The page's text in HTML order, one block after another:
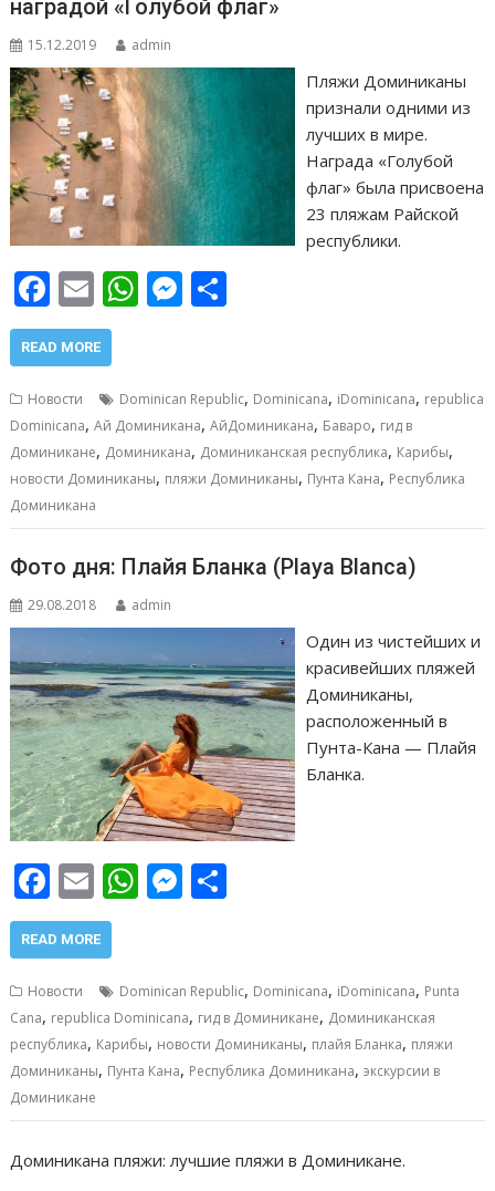
наградой «Голубой флаг»
15.12.2019 admin
Пляжи Доминиканы
признали одними из
лучших в мире.
Награда «Голубой
флаг» была присвоена
23 пляжам Райской
республики.
F
ac
e
b
o
o
k
E
m
ai
l
W
s
A
p
p
M
e
n
g
er
р
а
в
т
ь
READ MORE
Новости Dominican Republic, Dominicana, iDominicana, republica
Dominicana,Ай Доминикана,АйДоминикана, Баваро, гид в
Доминикане, Доминикана, Доминиканская республика, Карибы,
новости Доминиканы, пляжи Доминиканы, Пунта Кана, Республика
Доминикана
Фото дня: Плайя Бланка (Playa Blanca)
29.08.2018 admin
Один из чистейших и
красивейших пляжей
Доминиканы,
расположенный в
Пунта-Кана — Плайя
Бланка.
F
ac
e
b
o
o
k
E
m
ai
l
W
s
A
p
M
e
n
g
р
а
в
т
ь
READ MORE
Новости Dominican Republic, Dominicana, iDominicana, Punta
Cana, republica Dominicana, гид в Доминикане, Доминиканская
республика, Карибы, новости Доминиканы, плайя Бланка, пляжи
Доминиканы, Пунта Кана, Республика Доминикана,экскурсии в
Доминикане
Доминикана пляжи: лучшие пляжи в Доминикане.